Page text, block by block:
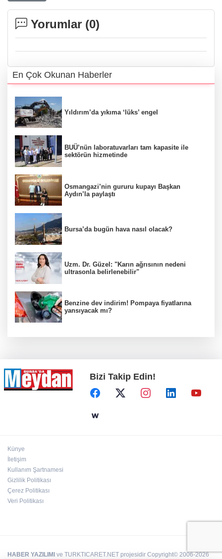
Yorumlar (0)
En Çok Okunan Haberler
Yıldırım’da yıkıma ‘lüks’ engel
BUÜ’nün laboratuvarları tam kapasite ile
sektörün hizmetinde
Osmangazi’nin gururu kupayı Başkan
Aydın’la paylaştı
Bursa’da bugün hava nasıl olacak?
Uzm. Dr. Güzel: "Karın ağrısının nedeni
ultrasonla belirlenebilir"
Benzine dev indirim! Pompaya fiyatlarına
yansıyacak mı?
Bizi Takip Edin!
Künye
İletişim
Kullanım Şartnamesi
Gizlilik Politikası
Çerez Politikası
Veri Politikası
HABER YAZILIMI ve TURKTICARET.NET projesidir Copyright© 2006-2026